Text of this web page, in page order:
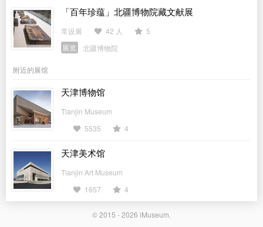
「百年珍蕴」北疆博物院藏文献展
常设展 42 人
5
展览
北疆博物院
附近的展馆
天津博物馆
Tianjin Museum
5535
4
天津美术馆
Tianjin Art Museum
1657
4
© 2015 - 2026 iMuseum